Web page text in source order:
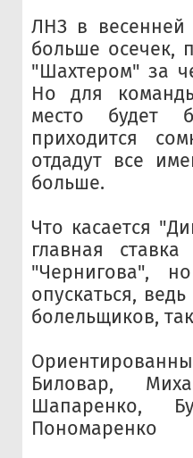
ЛНЗ в весенней
больше осечек,
"Шахтером" за
Но для
место будет
приходится
отдадут все
больше.
Что касается
главная
"Чернигова",
опускаться,
болельщиков,
Биловар,
Шапаренко,
Пономаренко